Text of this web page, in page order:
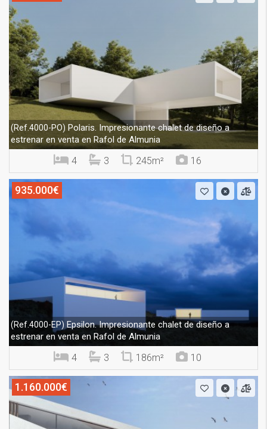
(Ref.4000-PO) Polaris. Impresionante chalet de diseño a
estrenar en venta en Rafol de Almunia
4 3 245m² 16
935.000€
(Ref.4000-EP) Epsilon. Impresionante chalet de diseño a
estrenar en venta en Rafol de Almunia
4 3 186m² 10
1.160.000€